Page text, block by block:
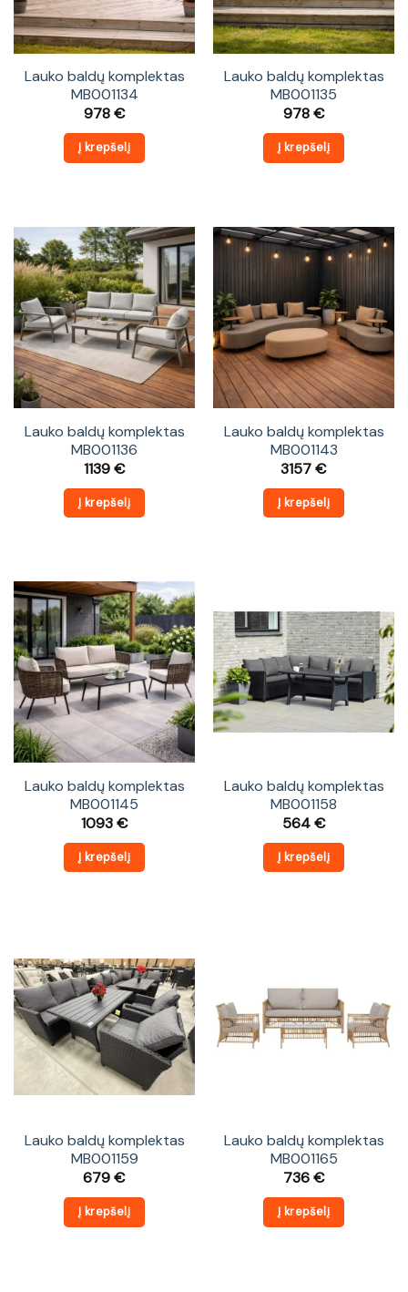
Lauko baldų komplektas
MB001134
978€
Į krepšelį
Lauko baldų komplektas
MB001135
978€
Į krepšelį
Lauko baldų komplektas
MB001136
1139€
Į krepšelį
Lauko baldų komplektas
MB001143
3157€
Į krepšelį
Lauko baldų komplektas
MB001145
1093€
Į krepšelį
Lauko baldų komplektas
MB001158
564€
Į krepšelį
Lauko baldų komplektas
MB001159
679€
Į krepšelį
Lauko baldų komplektas
MB001165
736€
Į krepšelį